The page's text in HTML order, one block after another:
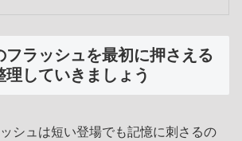
フラッシュを最初に押さえる
理していきましょう
シュは短い登場でも記憶に刺さるの